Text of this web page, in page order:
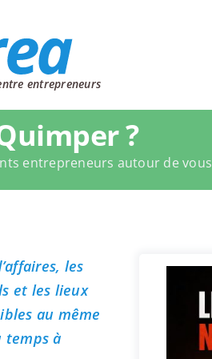
entrepreneurs
?
entrepreneurs autour de vous
les
et les lieux
au même
temps à